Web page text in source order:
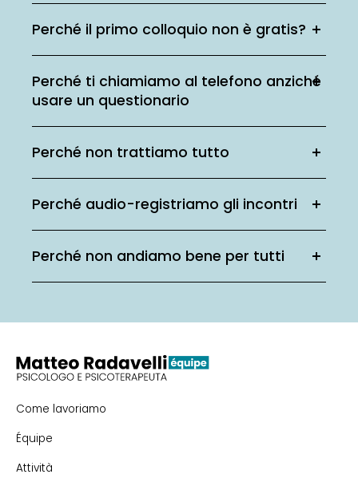
Perché il primo colloquio non è gratis?
Perché ti chiamiamo al telefono anziché
usare un questionario
Perché non trattiamo tutto
Perché audio-registriamo gli incontri
Perché non andiamo bene per tutti
Come lavoriamo
Équipe
Attività